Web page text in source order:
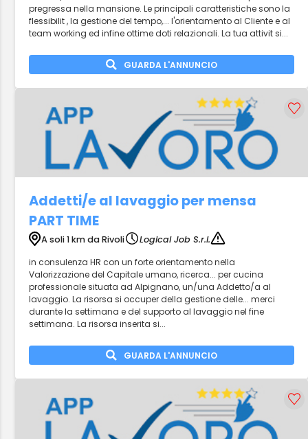
pregressa nella mansione. Le principali caratteristiche sono la
flessibilit , la gestione del tempo,... l'orientamento al Cliente e al
team working ed infine ottime doti relazionali. La tua attivit si...
GUARDA L'ANNUNCIO
Addetti/e al lavaggio per mensa
PART TIME
A soli 1 km da Rivoli
Logical Job S.r.l.
in consulenza HR con un forte orientamento nella
Valorizzazione del Capitale umano, ricerca... per cucina
professionale situata ad Alpignano, un/una Addetto/a al
lavaggio. La risorsa si occuper della gestione delle... merci
durante la settimana e del supporto al lavaggio nel fine
settimana. La risorsa inserita si...
GUARDA L'ANNUNCIO